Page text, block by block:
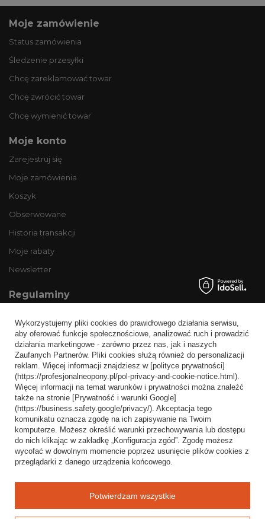
Moje zamówienie
Status zamówienia
Śledzenie przesyłki
Chcę zareklamować towar
Chcę zwrócić towar
Chcę wymienić towar
Moje konto
Zarejestruj się
Moje zamówienia
Koszyk
Obserwowane
Historia transakcji
Moje rabaty
Newsletter
Regulaminy
Wysyłka
Sposoby płatności i prowizje
Regulamin
Polityka prywatności
Odstąpienie od umowy
Popularne kategorie
Opony bezdętkowe
Opony dętkowe
Wykorzystujemy pliki cookies do prawidłowego działania serwisu,
aby oferować funkcje społecznościowe, analizować ruch i prowadzić
działania marketingowe - zarówno przez nas, jak i naszych
Zaufanych Partnerów. Pliki cookies służą również do personalizacji
reklam. Więcej informacji znajdziesz w [polityce prywatności]
(https://profesjonalneopony.pl/pol-privacy-and-cookie-notice.html).
Więcej informacji na temat warunków i prywatności można znaleźć
także na stronie [Prywatność i warunki Google]
(https://business.safety.google/privacy/). Akceptacja tego
komunikatu oznacza zgodę na ich zapisywanie na Twoim
komputerze. Możesz określić warunki przechowywania lub dostępu
do nich klikając w zakładkę „Konfiguracja zgód”. Zgodę możesz
wycofać w dowolnym momencie poprzez usunięcie plików cookies z
przeglądarki z danego urządzenia końcowego.
Potwierdzam wszystkie